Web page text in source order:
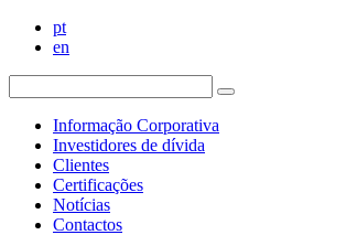
pt
en
Informação Corporativa
Investidores de dívida
Clientes
Certificações
Notícias
Contactos